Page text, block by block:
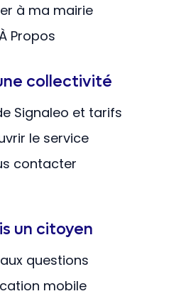
à ma mairie
Propos
collectivité
Signaleo et tarifs
le service
contacter
un citoyen
questions
mobile